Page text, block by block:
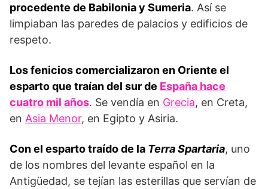
procedente de Babilonia y Sumeria. Así se
limpiaban las paredes de palacios y edificios de
respeto.
Los fenicios comercializaron en Oriente el
esparto que traían del sur de España hace
cuatro mil años. Se vendía en Grecia, en Creta,
en Asia Menor, en Egipto y Asiria.
Con el esparto traído de la Terra Spartaria, uno
de los nombres del levante español en la
Antigüedad, se tejían las esterillas que servían de